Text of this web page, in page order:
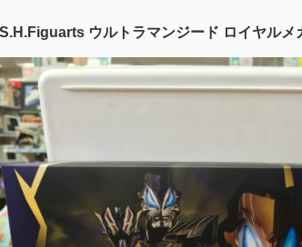
S.H.Figuarts ウルトラマンジード ロイヤルメ